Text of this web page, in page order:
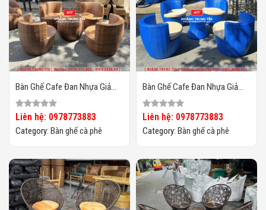
Bàn Ghế Cafe Đan Nhựa Giả
Mây HTT-058
Liên hệ: 0978773883
Category: Bàn ghế cà phê
Bàn Ghế Cafe Đan Nhựa Giả
Mây HTT-057
Liên hệ: 0978773883
Category: Bàn ghế cà phê